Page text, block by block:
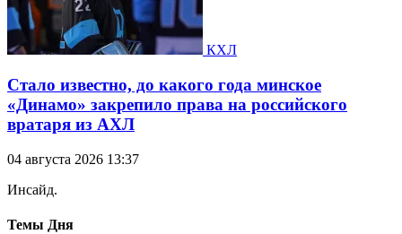
КХЛ
Стало известно, до какого года минское
«Динамо» закрепило права на российского
вратаря из АХЛ
04 августа 2026 13:37
Инсайд.
Темы Дня